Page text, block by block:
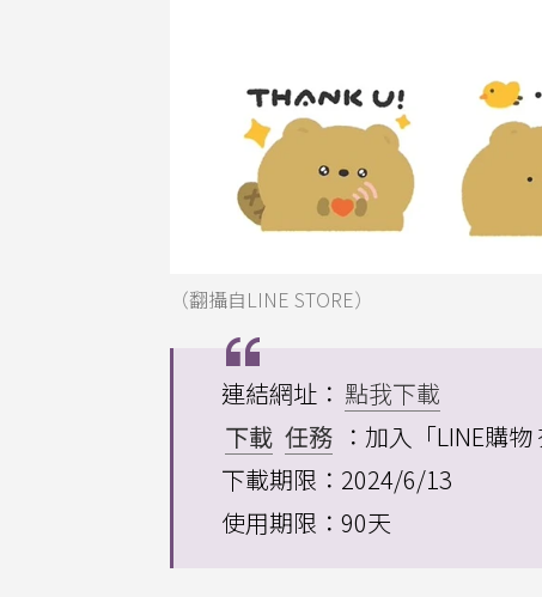
（翻攝自LINE STORE）
連結網址： 點我下載
下載 任務 ：加入「LINE購
下載期限：2024/6/13
使用期限：90天